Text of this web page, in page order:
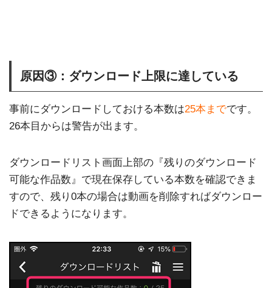
原因③：ダウンロード上限に達している
事前にダウンロードしておける本数は25本までです。
26本目からは警告が出ます。
ダウンロードリスト画面上部の『残りのダウンロード
可能な作品数』で現在保存している本数を確認できま
すので、残り0本の場合は動画を削除すればダウンロー
ドできるようになります。